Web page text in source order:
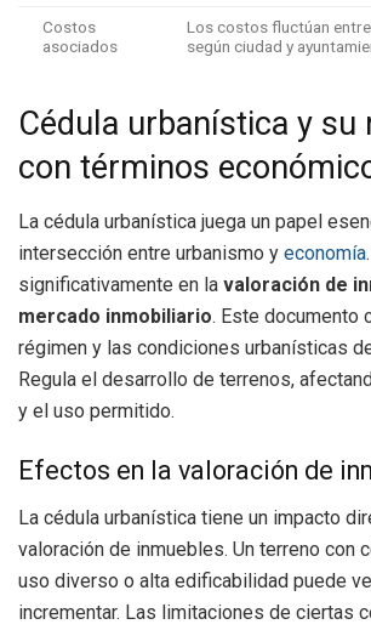
Costos
asociados
Los costos fluctúan
según ciudad y
Cédula urbanística y su
con términos
La cédula urbanística juega un papel
intersección entre urbanismo y economía
significativamente en la valoración de
mercado inmobiliario. Este documento
régimen y las condiciones urbanísticas
Regula el desarrollo de terrenos,
y el uso permitido.
Efectos en la valoración de
La cédula urbanística tiene un impacto
valoración de inmuebles. Un terreno con
uso diverso o alta edificabilidad puede
incrementar. Las limitaciones de ciertas